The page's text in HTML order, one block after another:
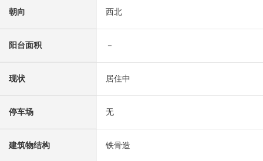
朝向 西北
阳台面积 －
现状 居住中
停车场 无
建筑物结构 铁骨造